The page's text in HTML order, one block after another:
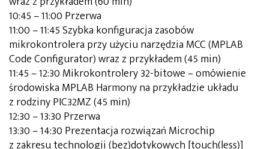
10:45 – 11:00 Przerwa
11:00 – 11:45 Szybka konfiguracja zasobów
mikrokontrolera przy użyciu narzędzia MCC (MPLAB
Code Configurator) wraz z przykładem (45 min)
11:45 – 12:30 Mikrokontrolery 32-bitowe – omówienie
środowiska MPLAB Harmony na przykładzie układu
z rodziny PIC32MZ (45 min)
12:30 – 13:30 Przerwa
13:30 – 14:30 Prezentacja rozwiązań Microchip
z zakresu technologii (bez)dotykowych [touch(less)]